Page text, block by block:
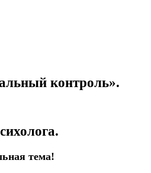
контроль».
тема!